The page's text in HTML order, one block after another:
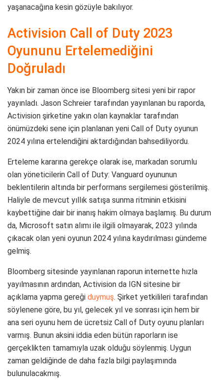
yaşanacağına kesin gözüyle bakılıyor.
Activision Call of Duty 2023
Oyununu Ertelemediğini
Doğruladı
Yakın bir zaman önce ise Bloomberg sitesi yeni bir rapor
yayınladı. Jason Schreier tarafından yayınlanan bu raporda,
Activision şirketine yakın olan kaynaklar tarafından
önümüzdeki sene için planlanan yeni Call of Duty oyunun
2024 yılına ertelendiğini aktardığından bahsediliyordu.
Erteleme kararına gerekçe olarak ise, markadan sorumlu
olan yöneticilerin Call of Duty: Vanguard oyununun
beklentilerin altında bir performans sergilemesi gösterilmiş.
Haliyle de mevcut yıllık satışa sunma ritminin etkisini
kaybettiğine dair bir inanış hakim olmaya başlamış. Bu durum
da, Microsoft satın alımı ile ilgili olmayarak, 2023 yılında
çıkacak olan yeni oyunun 2024 yılına kaydırılması gündeme
gelmiş.
Bloomberg sitesinde yayınlanan raporun internette hızla
yayılmasının ardından, Activision da IGN sitesine bir
açıklama yapma gereği duymuş. Şirket yetkilileri tarafından
söylenene göre, bu yıl, gelecek yıl ve sonrası için hem bir
ana seri oyunu hem de ücretsiz Call of Duty oyunu planları
varmış. Bunun aksini iddia eden bütün raporların ise
gerçeklikten tamamıyla uzak olduğu söylenmiş. Uygun
zaman geldiğinde de daha fazla bilgi paylaşımında
bulunulacakmış.